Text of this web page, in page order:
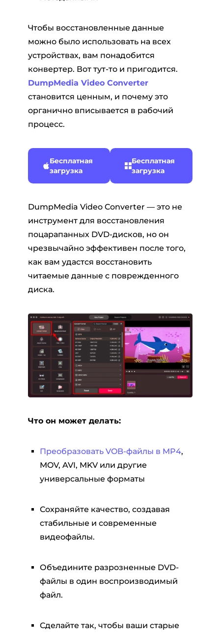
Чтобы восстановленные данные
можно было использовать на всех
устройствах, вам понадобится
конвертер. Вот тут-то и пригодится.
DumpMedia Video Converter
становится ценным, и почему это
органично вписывается в рабочий
процесс.
Бесплатная
загрузка
Бесплатная
загрузка
DumpMedia Video Converter — это не
инструмент для восстановления
поцарапанных DVD-дисков, но он
чрезвычайно эффективен после того,
как вам удастся восстановить
читаемые данные с поврежденного
диска.
Что он может делать:
Преобразовать VOB-файлы в MP4,
MOV, AVI, MKV или другие
универсальные форматы
Сохраняйте качество, создавая
стабильные и современные
видеофайлы.
Объедините разрозненные DVD-
файлы в один воспроизводимый
файл.
Сделайте так, чтобы ваши старые